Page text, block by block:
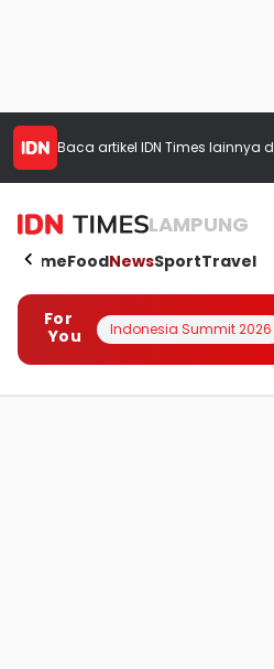
Baca artikel IDN Times lainnya
LAMPUNG
HomeFoodNewsSportTravel
For
You
Indonesia Summit 2026